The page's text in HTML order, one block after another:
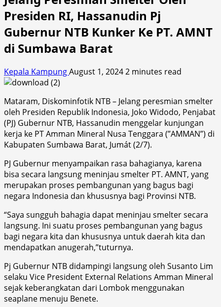
Presiden RI, Hassanudin Pj
Gubernur NTB Kunker Ke PT. AMNT
di Sumbawa Barat
Kepala KampungAugust 1, 20242 minutes read
Mataram, Diskominfotik NTB – Jelang peresmian smelter
oleh Presiden Republik Indonesia, Joko Widodo, Penjabat
(PJ) Gubernur NTB, Hassanudin menggelar kunjungan
kerja ke PT Amman Mineral Nusa Tenggara (”AMMAN”) di
Kabupaten Sumbawa Barat, Jumát (2/7).
PJ Gubernur menyampaikan rasa bahagianya, karena
bisa secara langsung meninjau smelter PT. AMNT, yang
merupakan proses pembangunan yang bagus bagi
negara Indonesia dan khususnya bagi Provinsi NTB.
“Saya sungguh bahagia dapat meninjau smelter secara
langsung. Ini suatu proses pembangunan yang bagus
bagi negara kita dan khususnya untuk daerah kita dan
mendapatkan anugerah,”tuturnya.
Pj Gubernur NTB didampingi langsung oleh Susanto Lim
selaku Vice President External Relations Amman Mineral
sejak keberangkatan dari Lombok menggunakan
seaplane menuju Benete.